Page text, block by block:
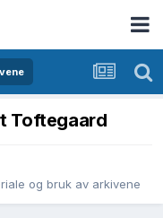
Toftegaard
og bruk av arkivene